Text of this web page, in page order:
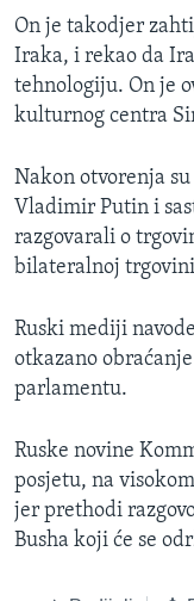
IZBJEGLIČKA
MAGAZIN
O GLASU AMERIKE
Learning English
PRATITE NAS
Jezici
On je takodjer
Iraka, i rekao da
tehnologiju. On je
kulturnog centra
Nakon otvorenja
Vladimir Putin i
razgovarali o
bilateralnoj
Ruski mediji
otkazano
parlamentu.
Ruske novine
posjetu, na
jer prethodi
Busha koji će se